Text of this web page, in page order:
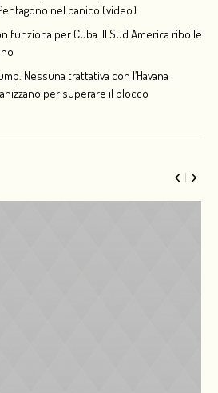
nel panico (video)
funziona per Cuba. Il Sud America ribolle
Nessuna trattativa con l’Havana
per superare il blocco